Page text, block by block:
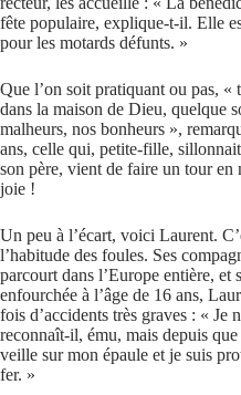
fête populaire, explique-t-il. Elle
pour les motards défunts. »
Que l’on soit pratiquant ou pas, «
dans la maison de Dieu, quelque
malheurs, nos bonheurs »,
ans, celle qui, petite-fille,
son père, vient de faire un tour en
joie !
Un peu à l’écart, voici Laurent.
l’habitude des foules. Ses
parcourt dans l’Europe entière, et
enfourchée à l’âge de 16 ans,
fois d’accidents très graves : « Je
reconnaît-il, ému, mais depuis
veille sur mon épaule et je suis
fer. »